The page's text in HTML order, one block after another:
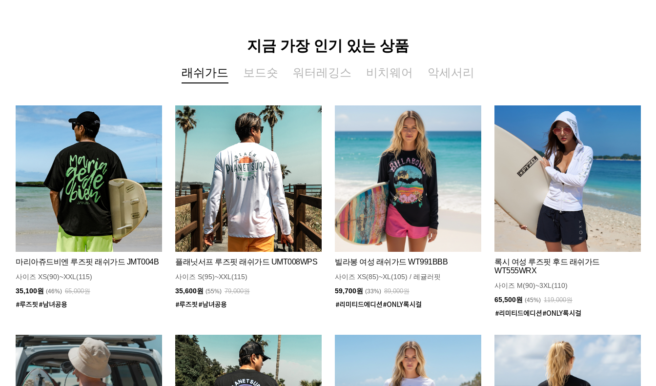
지금 가장 인기 있는 상품
래쉬가드 보드숏 워터레깅스 비치웨어 악세서리
마리아쥬드비엔 루즈핏 래쉬가드 JMT004B
사이즈 XS(90)~XXL(115)
35,100원 (46%) 65,000원
플래닛서프 루즈핏 래쉬가드 UMT008WPS
사이즈 S(95)~XXL(115)
35,600원 (55%) 79,000원
빌라봉 여성 래쉬가드 WT991BBB
사이즈 XS(85)~XL(105) / 레귤러핏
59,700원 (33%) 89,000원
록시 여성 루즈핏 후드 래쉬가드
WT555WRX
사이즈 M(90)~3XL(110)
65,500원 (45%) 119,000원